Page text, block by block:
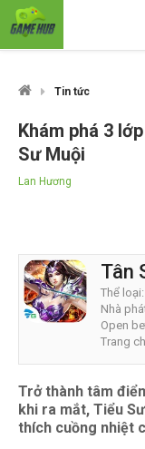
Tin tức
Khám phá 3
Sư Muội
Lan Hương
Tân
Thể loại:
Nhà
Open
Trang
Trở thành tâm
khi ra mắt, Tiểu
thích cuồng nhiệt